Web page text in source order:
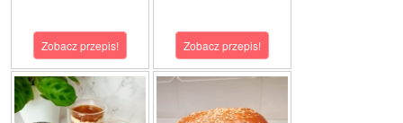
Zobacz przepis! Zobacz przepis!